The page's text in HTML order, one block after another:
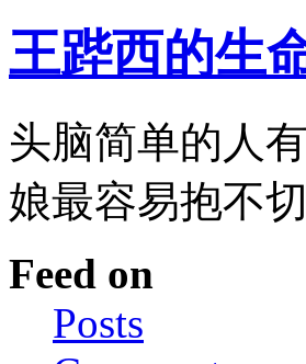
王跸西的生
头脑简单的人
娘最容易抱不
Feed on
Posts